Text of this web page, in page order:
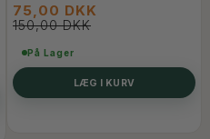
75,00 DKK
150,00 DKK
På Lager
LÆG I KURV